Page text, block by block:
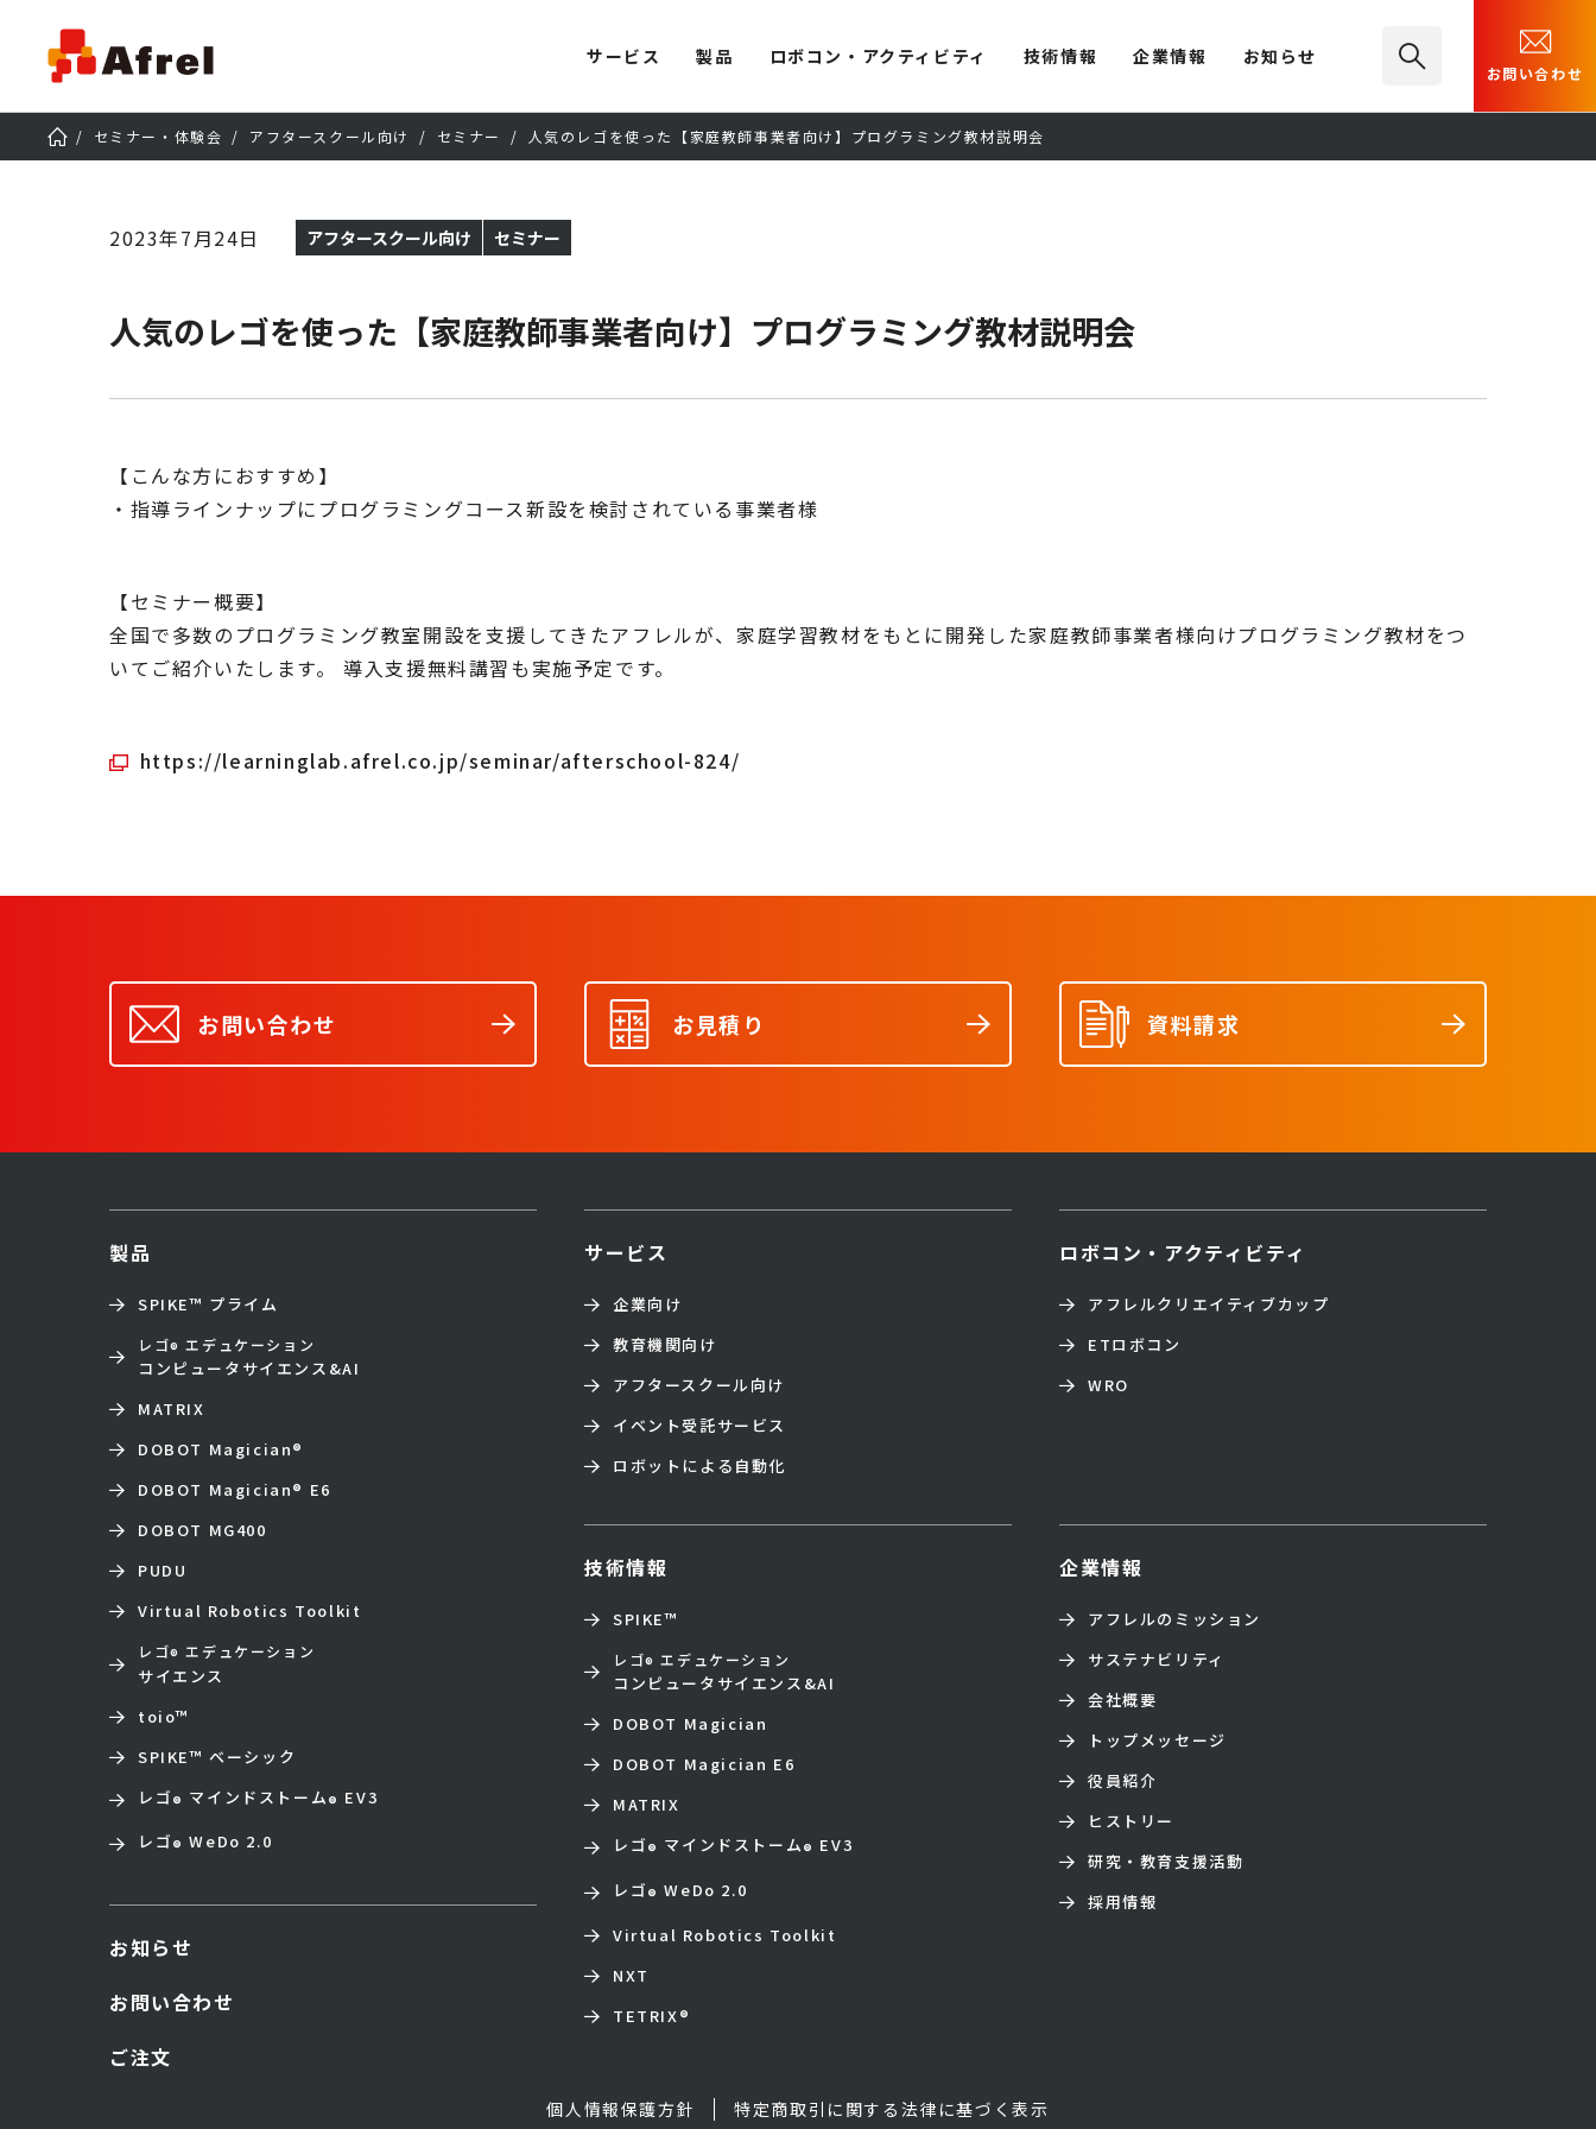
サービス 製品 ロボコン・アクティビティ 技術情報 企業情報 お知らせ
お問い合わせ
セミナー・体験会 アフタースクール向け セミナー 人気のレゴを使った【家庭教師事業者向け】プログラミング教材説明会
2023年7月24日 アフタースクール向け セミナー
人気のレゴを使った【家庭教師事業者向け】プログラミング教材説明会
【こんな方におすすめ】
・指導ラインナップにプログラミングコース新設を検討されている事業者様
【セミナー概要】
全国で多数のプログラミング教室開設を支援してきたアフレルが、家庭学習教材をもとに開発した家庭教師事業者様向けプログラミング教材をつ
いてご紹介いたします。 導入支援無料講習も実施予定です。
https://learninglab.afrel.co.jp/seminar/afterschool-824/
お問い合わせ お見積り 資料請求
サービス
企業向け
教育機関向け
アフタースクール向け
イベント受託サービス
ロボットによる自動化
製品
SPIKE™ プライム
レゴ® エデュケーション
コンピュータサイエンス&AI
MATRIX
DOBOT Magician®
DOBOT Magician® E6
DOBOT MG400
PUDU
Virtual Robotics Toolkit
レゴ® エデュケーション
サイエンス
toio™
SPIKE™ ベーシック
レゴ® マインドストーム® EV3
レゴ® WeDo 2.0
ロボコン・アクティビティ
アフレルクリエイティブカップ
ETロボコン
WRO
技術情報
SPIKE™
レゴ® エデュケーション
コンピュータサイエンス&AI
DOBOT Magician
DOBOT Magician E6
MATRIX
レゴ® マインドストーム® EV3
レゴ® WeDo 2.0
Virtual Robotics Toolkit
NXT
TETRIX®
企業情報
アフレルのミッション
サステナビリティ
会社概要
トップメッセージ
役員紹介
ヒストリー
研究・教育支援活動
採用情報
お知らせ
お問い合わせ
ご注文
個人情報保護方針 特定商取引に関する法律に基づく表示